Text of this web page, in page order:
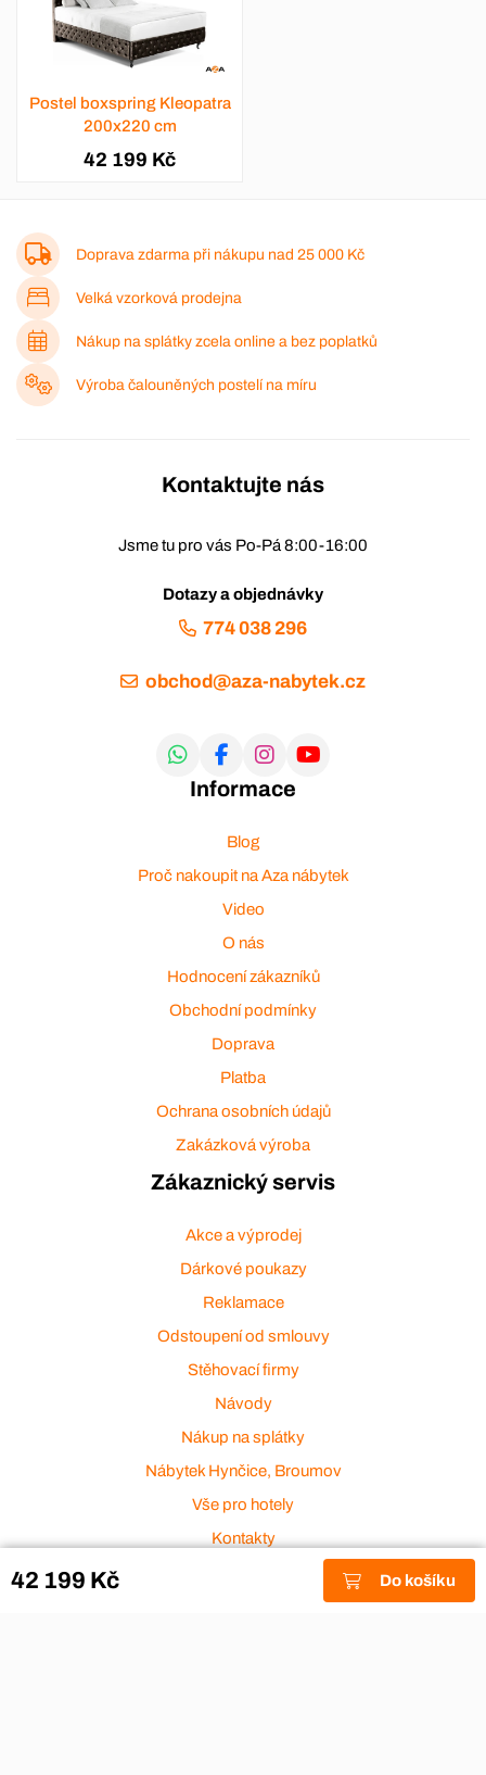
42 199 Kč Do košíku
Postel boxspring Kleopatra
200x220 cm
42 199 Kč
Doprava zdarma při nákupu nad 25 000 Kč
Velká vzorková prodejna
Nákup na splátky zcela online a bez poplatků
Výroba čalouněných postelí na míru
Kontaktujte nás
Jsme tu pro vás Po-Pá 8:00-16:00
Dotazy a objednávky
774 038 296
obchod@aza-nabytek.cz
Informace
Blog
Proč nakoupit na Aza nábytek
Video
O nás
Hodnocení zákazníků
Obchodní podmínky
Doprava
Platba
Ochrana osobních údajů
Zakázková výroba
Zákaznický servis
Akce a výprodej
Dárkové poukazy
Reklamace
Odstoupení od smlouvy
Stěhovací firmy
Návody
Nákup na splátky
Nábytek Hynčice, Broumov
Vše pro hotely
Kontakty
Přijímáme platební karty